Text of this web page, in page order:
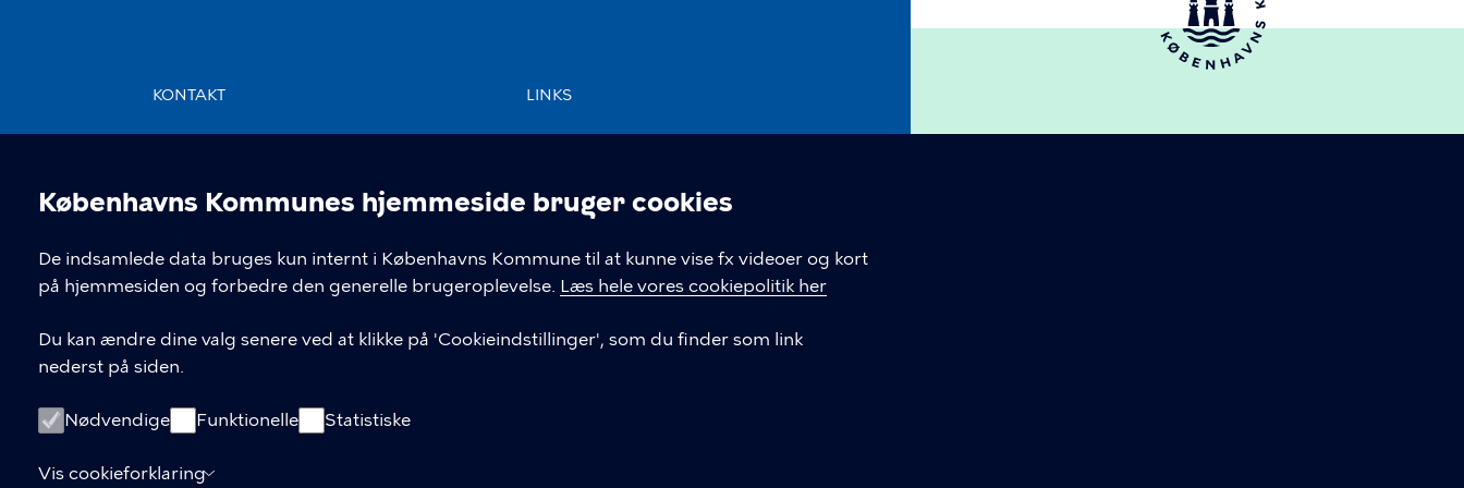
Cookieindstillinger
Københavns Kommunes hjemmeside bruger cookies
De indsamlede data bruges kun internt i Københavns Kommune til at kunne vise fx videoer og kort
på hjemmesiden og forbedre den generelle brugeroplevelse. Læs hele vores cookiepolitik her
Du kan ændre dine valg senere ved at klikke på 'Cookieindstillinger', som du finder som link
nederst på siden.
Nødvendige Funktionelle Statistiske
Vis cookieforklaring
KONTAKT LINKS
Tilgængelighedserklæring
Cookiepolitik